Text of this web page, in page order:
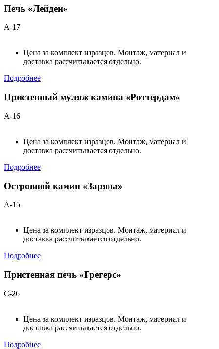
Печь «Лейден»
А-17
Цена за комплект изразцов. Монтаж, материал и
доставка рассчитывается отдельно.
Подробнее
Пристенный муляж камина «Роттердам»
А-16
Цена за комплект изразцов. Монтаж, материал и
доставка рассчитывается отдельно.
Подробнее
Островной камин «Заряна»
А-15
Цена за комплект изразцов. Монтаж, материал и
доставка рассчитывается отдельно.
Подробнее
Пристенная печь «Грегерс»
С-26
Цена за комплект изразцов. Монтаж, материал и
доставка рассчитывается отдельно.
Подробнее